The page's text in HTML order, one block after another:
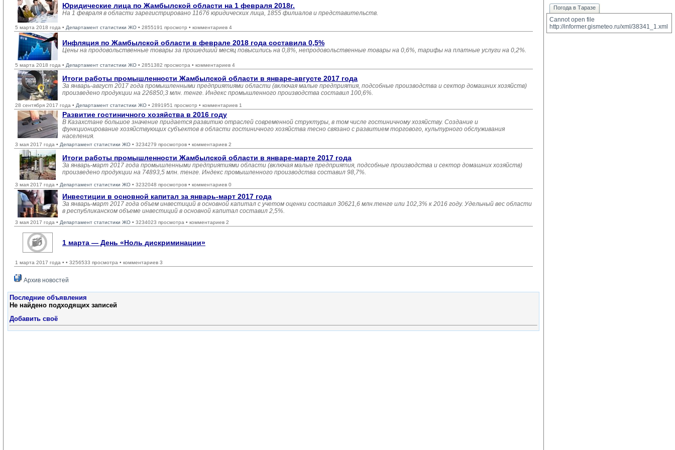
Юридические лица по Жамбылской области на 1 февраля 2018г.
На 1 февраля в области зарегистрировано 11676 юридических лица, 1855 филиалов и представительств.
5 марта 2018 года • Департамент статистики ЖО • 2855191 просмотр • комментариев 4
Инфляция по Жамбылской области в феврале 2018 года составила 0,5%
Цены на продовольственные товары за прошедший месяц повысились на 0,8%, непродовольственные товары на 0,6%, тарифы на платные услуги на 0,2%.
5 марта 2018 года • Департамент статистики ЖО • 2851382 просмотра • комментариев 4
Итоги работы промышленности Жамбылской области в январе-августе 2017 года
За январь-август 2017 года промышленными предприятиями области (включая малые предприятия, подсобные производства и сектор домашних хозяйств)
произведено продукции на 226850,3 млн. тенге. Индекс промышленного производства составил 100,6%.
28 сентября 2017 года • Департамент статистики ЖО • 2891951 просмотр • комментариев 1
Развитие гостиничного хозяйства в 2016 году
В Казахстане большое значение придается развитию отраслей современной структуры, в том числе гостиничному хозяйству. Создание и
функционирование хозяйствующих субъектов в области гостиничного хозяйства тесно связано с развитием торгового, культурного обслуживания
населения.
3 мая 2017 года • Департамент статистики ЖО • 3234279 просмотров • комментариев 2
Итоги работы промышленности Жамбылской области в январе-марте 2017 года
За январь-март 2017 года промышленными предприятиями области (включая малые предприятия, подсобные производства и сектор домашних хозяйств)
произведено продукции на 74893,5 млн. тенге. Индекс промышленного производства составил 98,7%.
3 мая 2017 года • Департамент статистики ЖО • 3232048 просмотров • комментариев 0
Инвестиции в основной капитал за январь-март 2017 года
За январь-март 2017 года объем инвестиций в основной капитал с учетом оценки составил 30621,6 млн.тенге или 102,3% к 2016 году. Удельный вес области
в республиканском объеме инвестиций в основной капитал составил 2,5%.
3 мая 2017 года • Департамент статистики ЖО • 3234023 просмотра • комментариев 2
1 марта — День «Ноль дискриминации»
1 марта 2017 года • • 3256533 просмотра • комментариев 3
Архив новостей
Последние объявления
Не найдено подходящих записей
Добавить своё
Погода в Таразе
Cannot open file
http://informer.gismeteo.ru/xml/38341_1.xml